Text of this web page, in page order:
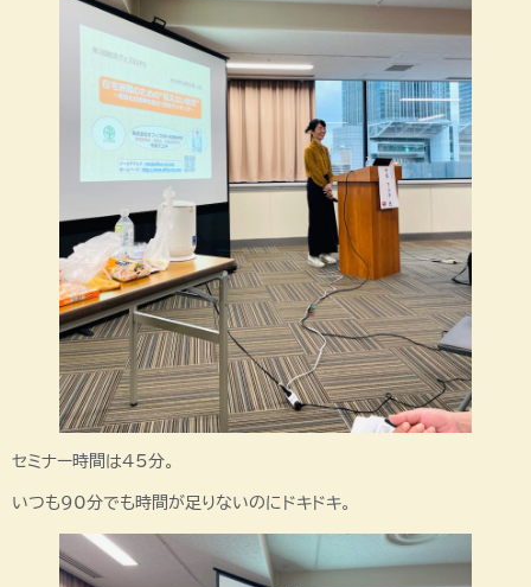
セミナー時間は45分。
いつも90分でも時間が足りないのにドキドキ。